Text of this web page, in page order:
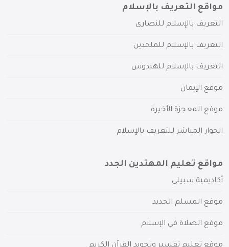
مواقع التعريف بالإسلام
التعريف بالإسلام للنصارى
التعريف بالإسلام للملحدين
التعريف بالإسلام للهندوس
موقع الإيمان
موقع المعجزة الأخيرة
الحوار المباشر للتعريف بالإسلام
مواقع تعليم المهتدين الجدد
أكاديمية سبيلي
موقع المسلم الجديد
موقع الصلاة في الإسلام